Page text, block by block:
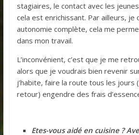
stagiaires, le contact avec les
cela est enrichissant. Par ailleurs, je
autonomie complète, cela me
dans mon travail.
L’inconvénient, c’est que je me
alors que je voudrais bien revenir
j’habite, faire la route tous les jours
retour) engendre des frais
Etes-vous aidé en cuisine ?